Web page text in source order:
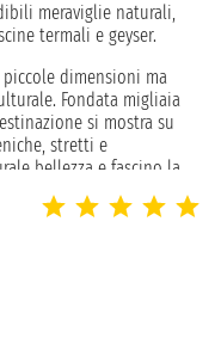
meraviglie naturali,
termali e geyser.
dimensioni ma
Fondata migliaia
si mostra su
stretti e
bellezza e fascino la
attrarre viaggiatori
Nord" per la sua
dell'isola sembra di
come la
una tecnologia